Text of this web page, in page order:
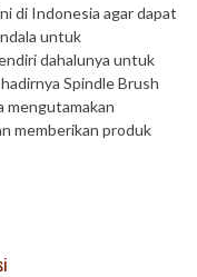
di Indonesia agar dapat
untuk
dahalunya untuk
Spindle Brush
mengutamakan
memberikan produk